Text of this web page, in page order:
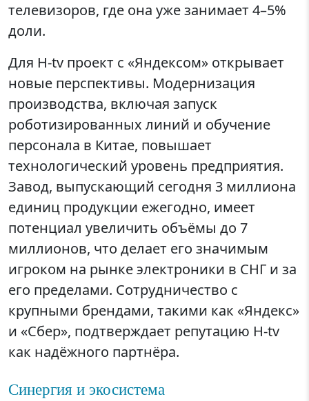
телевизоров, где она уже занимает 4–5%
доли.
Для H-tv проект с «Яндексом» открывает
новые перспективы. Модернизация
производства, включая запуск
роботизированных линий и обучение
персонала в Китае, повышает
технологический уровень предприятия.
Завод, выпускающий сегодня 3 миллиона
единиц продукции ежегодно, имеет
потенциал увеличить объёмы до 7
миллионов, что делает его значимым
игроком на рынке электроники в СНГ и за
его пределами. Сотрудничество с
крупными брендами, такими как «Яндекс»
и «Сбер», подтверждает репутацию H-tv
как надёжного партнёра.
Синергия и экосистема